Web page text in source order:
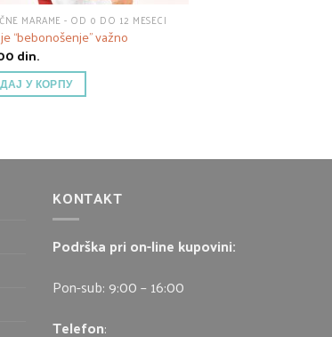
MARAME - OD 0 DO 12 MESECI
“bebonošenje” važno
din.
У КОРПУ
KONTAKT
Podrška pri on-line kupovini:
Pon-sub: 9:00 – 16:00
Telefon: